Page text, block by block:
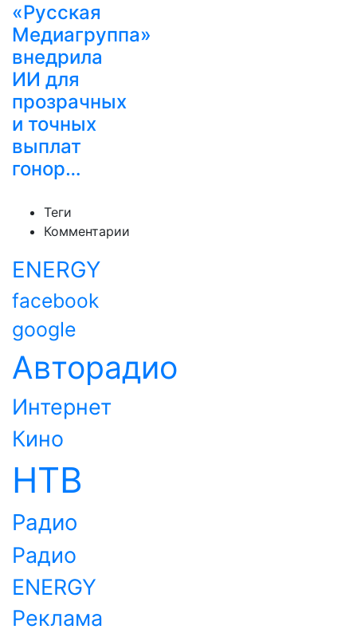
«Русская
Медиагруппа»
внедрила
ИИ для
прозрачных
и точных
выплат
гонор…
Теги
Комментарии
ENERGY
facebook
google
Авторадио
Интернет
Кино
НТВ
Радио
Радио
ENERGY
Реклама